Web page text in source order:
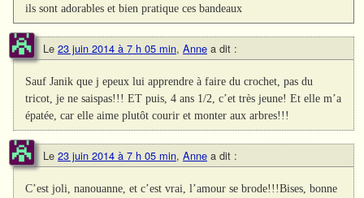
ils sont adorables et bien pratique ces bandeaux
Le 23 juin 2014 à 7 h 05 min, Anne a dit :
Sauf Janik que j epeux lui apprendre à faire du crochet, pas du
tricot, je ne saispas!!! ET puis, 4 ans 1/2, c’et très jeune! Et elle m’a
épatée, car elle aime plutôt courir et monter aux arbres!!!
Le 23 juin 2014 à 7 h 05 min, Anne a dit :
C’est joli, nanouanne, et c’est vrai, l’amour se brode!!!Bises, bonne